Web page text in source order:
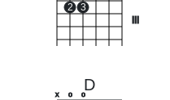
2 3
D
x o o